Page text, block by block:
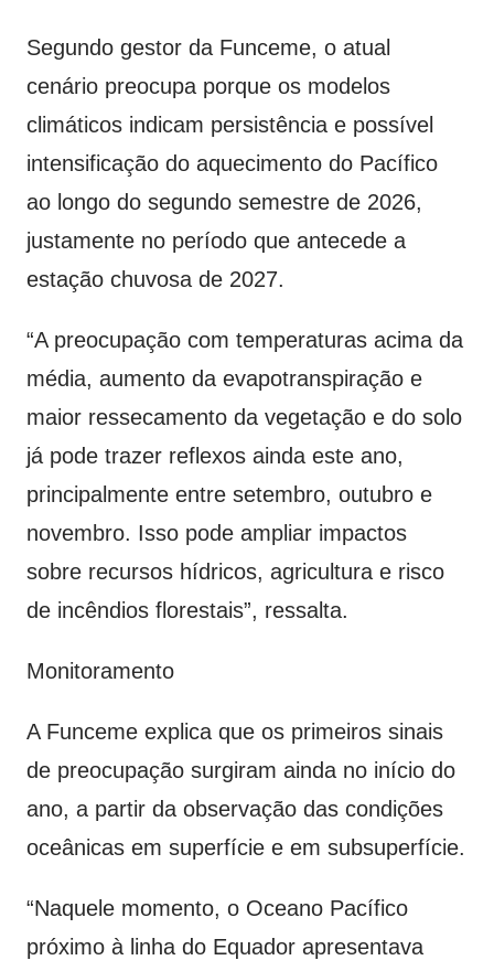
Segundo gestor da Funceme, o atual
cenário preocupa porque os modelos
climáticos indicam persistência e possível
intensificação do aquecimento do Pacífico
ao longo do segundo semestre de 2026,
justamente no período que antecede a
estação chuvosa de 2027.
“A preocupação com temperaturas acima da
média, aumento da evapotranspiração e
maior ressecamento da vegetação e do solo
já pode trazer reflexos ainda este ano,
principalmente entre setembro, outubro e
novembro. Isso pode ampliar impactos
sobre recursos hídricos, agricultura e risco
de incêndios florestais”, ressalta.
Monitoramento
A Funceme explica que os primeiros sinais
de preocupação surgiram ainda no início do
ano, a partir da observação das condições
oceânicas em superfície e em subsuperfície.
“Naquele momento, o Oceano Pacífico
próximo à linha do Equador apresentava